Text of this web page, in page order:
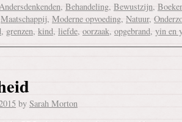
, Behandeling, Bewustzijn,
Maatschappij, Moderne opvoeding, Natuur,
, grenzen, kind, liefde, oorzaak, opgebrand, yin en
by Sarah Morton